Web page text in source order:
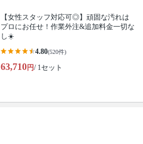
【女性スタッフ対応可◎】頑固な汚れは
プロにお任せ！作業外注&追加料金一切な
し☀️
4.80(520件)
63,710円/ 1セット